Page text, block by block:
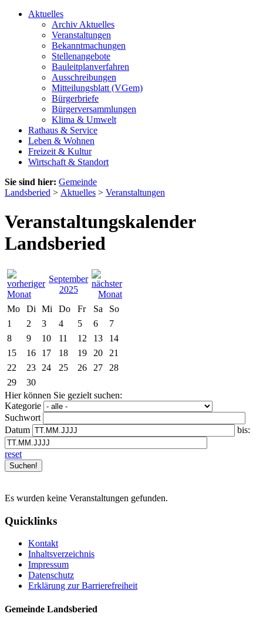
Aktuelles
Archiv Aktuelles
Veranstaltungen
Bekanntmachungen
Stellenangebote
Bauleitplanverfahren
Ausschreibungen
Mitteilungsblatt (VGem)
Bürgerbriefe
Bürgerversammlungen
Klima & Umwelt
Rathaus & Service
Leben & Wohnen
Freizeit & Kultur
Wirtschaft & Standort
Sie sind hier: Gemeinde
Landsberied > Aktuelles > Veranstaltungen
Veranstaltungskalender
Landsberied
September
2025
Mo
Di Mi Do Fr Sa
So
1
2 3 4 5 6
7
8
9 10 11 12 13
14
15
16 17 18 19 20
21
22
23 24 25 26 27
28
29
30
Hier können Sie gezielt suchen:
Kategorie
Suchwort
Datum
bis:
reset
Es wurden keine Veranstaltungen gefunden.
Quicklinks
Kontakt
Inhaltsverzeichnis
Impressum
Datenschutz
Erklärung zur Barrierefreiheit
Gemeinde Landsberied